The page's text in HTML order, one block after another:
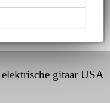
gitaar USA